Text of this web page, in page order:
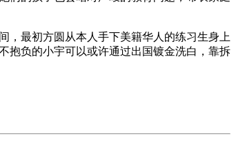
最初方圆从本人手下美籍华人的练习生身上
抱负的小宇可以或许通过出国镀金洗白，靠拆